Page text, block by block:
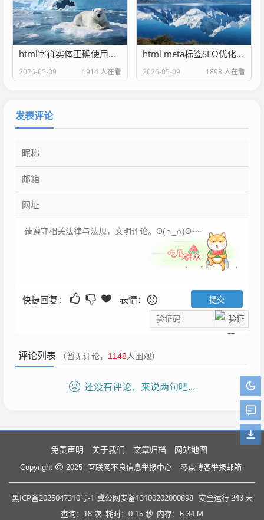
html字符实体正确使用方法
2026-05-09 1914 人在看
html meta标签SEO优化配置
2026-05-09 1898 人在看
发表评论
快捷回复： 表情：
评论列表 （暂无评论， 1148人围观）
还没有评论，来说两句吧...
免责声明 关于我们 文章归档 网站地图
Copyright 2025 互联网不良信息举报中心 零点博客举报邮箱
黑ICP备2025047310号-1 冀公网安备13100202000898 安全运行 243 天
查询：18 次 耗时：0.15 秒 内存：6.34 M